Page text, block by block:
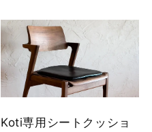
Koti専用シートクッショ